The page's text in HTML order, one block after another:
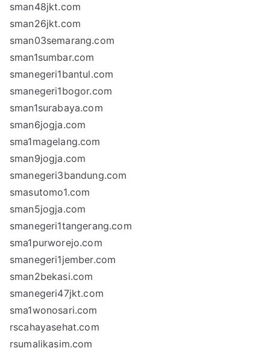
sman48jkt.com
sman26jkt.com
sman03semarang.com
sman1sumbar.com
smanegeri1bantul.com
smanegeri1bogor.com
sman1surabaya.com
sman6jogja.com
sma1magelang.com
sman9jogja.com
smanegeri3bandung.com
smasutomo1.com
sman5jogja.com
smanegeri1tangerang.com
sma1purworejo.com
smanegeri1jember.com
sman2bekasi.com
smanegeri47jkt.com
sma1wonosari.com
rscahayasehat.com
rsumalikasim.com